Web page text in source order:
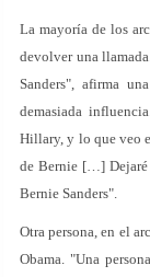
La mayoría de los
devolver una
Sanders", afirma
demasiada
Hillary, y lo que veo
de Bernie […] Dejaré
Bernie Sanders".
Otra persona, en el
Obama. "Una